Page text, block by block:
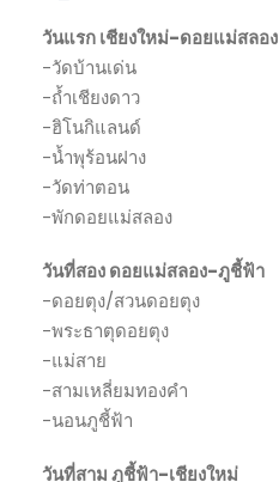
วันแรก เชียงใหม่-ดอยแม่สลอง
-วัดบ้านเด่น
-ถ้ำเชียงดาว
-ฮิโนกิแลนด์
-น้ำพุร้อนฝาง
-วัดท่าตอน
-พักดอยแม่สลอง
วันที่สอง ดอยแม่สลอง-ภูชี้ฟ้า
-ดอยตุง/สวนดอยตุง
-พระธาตุดอยตุง
-แม่สาย
-สามเหลี่ยมทองคำ
-นอนภูชี้ฟ้า
วันที่สาม ภูชี้ฟ้า-เชียงใหม่